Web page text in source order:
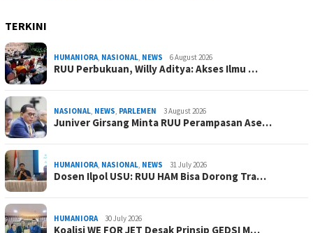
TERKINI
HUMANIORA, NASIONAL, NEWS 6 August 2026
RUU Perbukuan, Willy Aditya: Akses Ilmu …
NASIONAL, NEWS, PARLEMEN 3 August 2026
Juniver Girsang Minta RUU Perampasan Ase…
HUMANIORA, NASIONAL, NEWS 31 July 2026
Dosen Ilpol USU: RUU HAM Bisa Dorong Tra…
HUMANIORA 30 July 2026
Koalisi WE FOR JET Desak Prinsip GEDSI M…